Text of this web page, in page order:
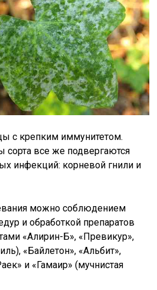
с крепким иммунитетом.
сорта все же подвергаются
инфекций: корневой гнили и
можно соблюдением
и обработкой препаратов
«Алирин-Б», «Превикур»,
«Байлетон», «Альбит»,
и «Гамаир» (мучнистая